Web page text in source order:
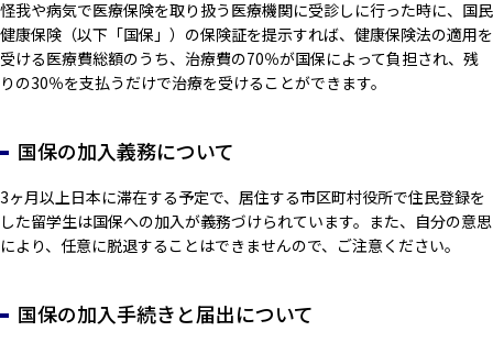
怪我や病気で医療保険を取り扱う医療機関に受診しに行った時に、国民
健康保険（以下「国保」）の保険証を提示すれば、健康保険法の適用を
受ける医療費総額のうち、治療費の70％が国保によって負担され、残
りの30％を支払うだけで治療を受けることができます。
国保の加入義務について
3ヶ月以上日本に滞在する予定で、居住する市区町村役所で住民登録を
した留学生は国保への加入が義務づけられています。また、自分の意思
により、任意に脱退することはできませんので、ご注意ください。
国保の加入手続きと届出について